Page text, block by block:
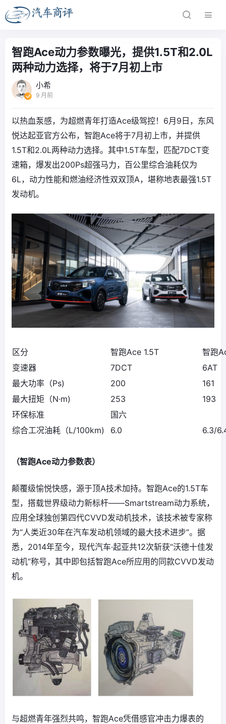
智跑Ace动力参数曝光，提供1.5T和2.0L
两种动力选择，将于7月初上市
小希
9 月前
以热血泵感，为超燃青年打造Ace级驾控！6月9日，东风
悦达起亚官方公布，智跑Ace将于7月初上市，并提供
1.5T和2.0L两种动力选择。其中1.5T车型，匹配7DCT变
速箱，爆发出200Ps超强马力，百公里综合油耗仅为
6L，动力性能和燃油经济性双双顶A，堪称地表最强1.5T
发动机。
区分 智跑Ace 1.5T
智跑
变速器
7DCT
6AT
最大功率（Ps)
200
161
最大扭矩（N·m)
253
193
环保标准
国六
综合工况油耗（L/100km)
6.0 6.3/
（智跑Ace动力参数表）
颠覆级愉悦快感，源于顶A技术加持。智跑Ace的1.5T车
型，搭载世界级动力新标杆——Smartstream动力系统，
应用全球独创第四代CVVD发动机技术，该技术被专家称
为“人类近30年在汽车发动机领域的最大技术进步”。据
悉，2014年至今，现代汽车·起亚共12次斩获“沃德十佳发
动机”称号，其中即包括智跑Ace所应用的同款CVVD发动
机。
与超燃青年强烈共鸣，智跑Ace凭借感官冲击力爆表的